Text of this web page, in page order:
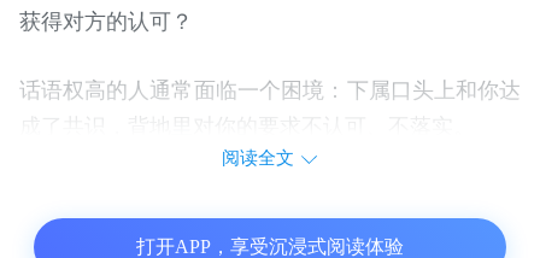
获得对方的认可？
话语权高的人通常面临一个困境：下属口头上和你达
承认你是我的老大”。
阅读全文
打开APP，享受沉浸式阅读体验